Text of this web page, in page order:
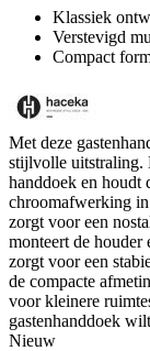
Klassiek
Verstevigd
Compact
Met deze
stijlvolle uitstraling.
handdoek en houdt
chroomafwerking in
zorgt voor een
monteert de houder
zorgt voor een
de compacte
voor kleinere
gastenhanddoek
Nieuw